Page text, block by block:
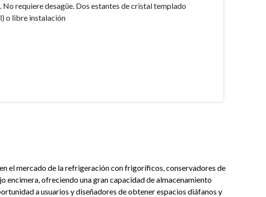
requiere desagüe. Dos estantes de cristal templado
o libre instalación
el mercado de la refrigeración con frigoríficos, conservadores de
encimera, ofreciendo una gran capacidad de almacenamiento
a usuarios y diseñadores de obtener espacios diáfanos y